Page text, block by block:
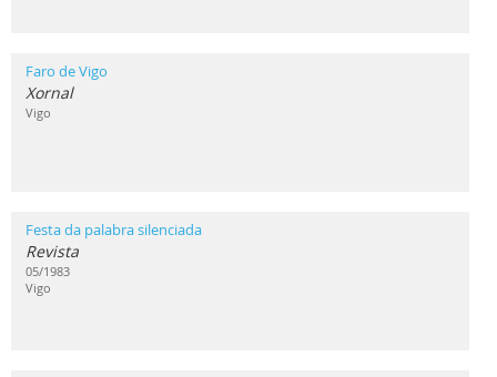
Faro de Vigo
Xornal
Vigo
Festa da palabra silenciada
Revista
05/1983
Vigo